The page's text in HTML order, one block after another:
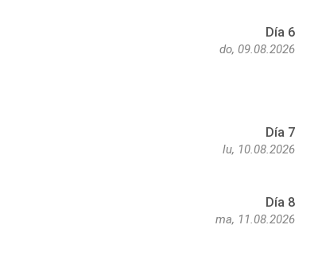
Día 6
do, 09.08.2026
Día 7
lu, 10.08.2026
Día 8
ma, 11.08.2026